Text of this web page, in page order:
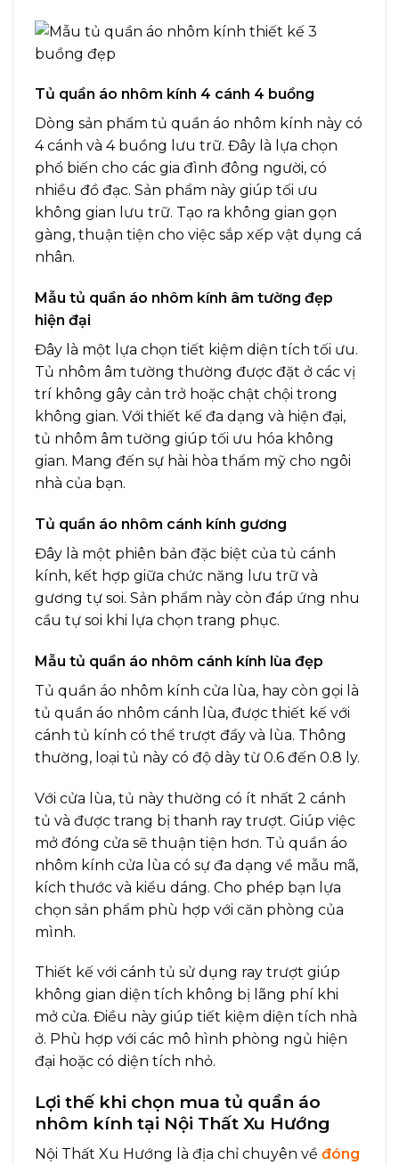
Tủ quần áo nhôm kính 4 cánh 4 buồng
Dòng sản phẩm tủ quần áo nhôm kính này có
4 cánh và 4 buồng lưu trữ. Đây là lựa chọn
phổ biến cho các gia đình đông người, có
nhiều đồ đạc. Sản phẩm này giúp tối ưu
không gian lưu trữ. Tạo ra không gian gọn
gàng, thuận tiện cho việc sắp xếp vật dụng cá
nhân.
Mẫu tủ quần áo nhôm kính âm tường đẹp
hiện đại
Đây là một lựa chọn tiết kiệm diện tích tối ưu.
Tủ nhôm âm tường thường được đặt ở các vị
trí không gây cản trở hoặc chật chội trong
không gian. Với thiết kế đa dạng và hiện đại,
tủ nhôm âm tường giúp tối ưu hóa không
gian. Mang đến sự hài hòa thẩm mỹ cho ngôi
nhà của bạn.
Tủ quần áo nhôm cánh kính gương
Đây là một phiên bản đặc biệt của tủ cánh
kính, kết hợp giữa chức năng lưu trữ và
gương tự soi. Sản phẩm này còn đáp ứng nhu
cầu tự soi khi lựa chọn trang phục.
Mẫu tủ quần áo nhôm cánh kính lùa đẹp
Tủ quần áo nhôm kính cửa lùa, hay còn gọi là
tủ quần áo nhôm cánh lùa, được thiết kế với
cánh tủ kính có thể trượt đẩy và lùa. Thông
thường, loại tủ này có độ dày từ 0.6 đến 0.8 ly.
Với cửa lùa, tủ này thường có ít nhất 2 cánh
tủ và được trang bị thanh ray trượt. Giúp việc
mở đóng cửa sẽ thuận tiện hơn. Tủ quần áo
nhôm kính cửa lùa có sự đa dạng về mẫu mã,
kích thước và kiểu dáng. Cho phép bạn lựa
chọn sản phẩm phù hợp với căn phòng của
mình.
Thiết kế với cánh tủ sử dụng ray trượt giúp
không gian diện tích không bị lãng phí khi
mở cửa. Điều này giúp tiết kiệm diện tích nhà
ở. Phù hợp với các mô hình phòng ngủ hiện
đại hoặc có diện tích nhỏ.
Lợi thế khi chọn mua tủ quần áo
nhôm kính tại Nội Thất Xu Hướng
Nội Thất Xu Hướng là địa chỉ chuyên về đóng